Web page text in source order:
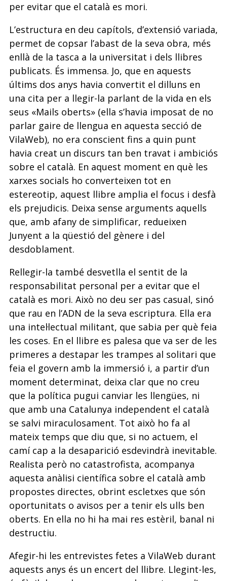
per evitar que el català es mori.
L’estructura en deu capítols, d’extensió variada,
permet de copsar l’abast de la seva obra, més
enllà de la tasca a la universitat i dels llibres
publicats. És immensa. Jo, que en aquests
últims dos anys havia convertit el dilluns en
una cita per a llegir-la parlant de la vida en els
seus «Mails oberts» (ella s’havia imposat de no
parlar gaire de llengua en aquesta secció de
VilaWeb), no era conscient fins a quin punt
havia creat un discurs tan ben travat i ambiciós
sobre el català. En aquest moment en què les
xarxes socials ho converteixen tot en
estereotip, aquest llibre amplia el focus i desfà
els prejudicis. Deixa sense arguments aquells
que, amb afany de simplificar, redueixen
Junyent a la qüestió del gènere i del
desdoblament.
Rellegir-la també desvetlla el sentit de la
responsabilitat personal per a evitar que el
català es mori. Això no deu ser pas casual, sinó
que rau en l’ADN de la seva escriptura. Ella era
una intel·lectual militant, que sabia per què feia
les coses. En el llibre es palesa que va ser de les
primeres a destapar les trampes al solitari que
feia el govern amb la immersió i, a partir d’un
moment determinat, deixa clar que no creu
que la política pugui canviar les llengües, ni
que amb una Catalunya independent el català
se salvi miraculosament. Tot això ho fa al
mateix temps que diu que, si no actuem, el
camí cap a la desaparició esdevindrà inevitable.
Realista però no catastrofista, acompanya
aquesta anàlisi científica sobre el català amb
propostes directes, obrint escletxes que són
oportunitats o avisos per a tenir els ulls ben
oberts. En ella no hi ha mai res estèril, banal ni
destructiu.
Afegir-hi les entrevistes fetes a VilaWeb durant
aquests anys és un encert del llibre. Llegint-les,